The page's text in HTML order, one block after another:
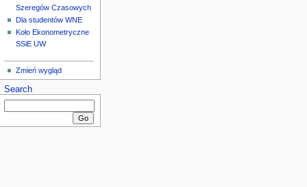
Szeregów Czasowych
Dla studentów WNE
Koło Ekonometryczne
SSiE UW
Zmień wygląd
Search